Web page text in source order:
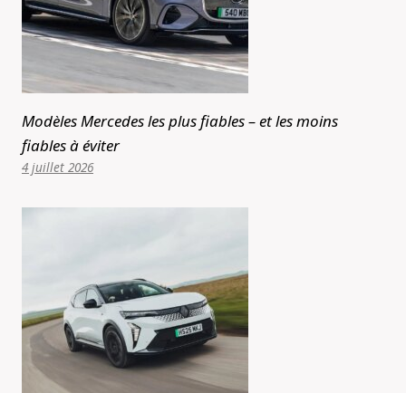
Modèles Mercedes les plus fiables – et les moins
fiables à éviter
4 juillet 2026